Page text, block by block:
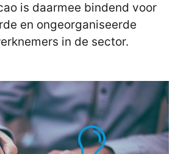
is daarmee bindend voor
en ongeorganiseerde
in de sector.